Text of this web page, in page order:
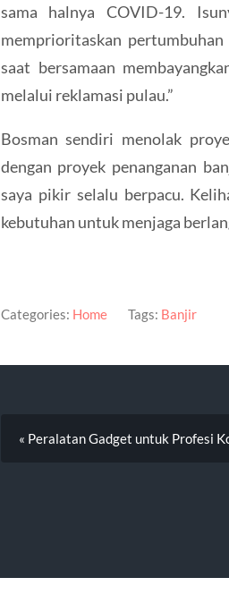
sama halnya COVID-19.
memprioritaskan pertumbuhan
saat bersamaan
melalui reklamasi pulau.”
Bosman sendiri menolak
dengan proyek penanganan
saya pikir selalu berpacu.
kebutuhan untuk menjaga
Categories: Home Tags: Banjir
« Peralatan Gadget untuk Profesi